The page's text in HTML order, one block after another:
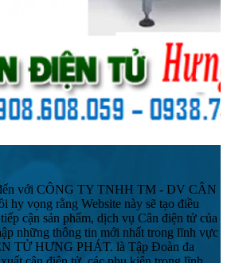
với CÔNG TY TNHH TM - DV CÂN
vọng rằng Website này sẽ tạo điều
cận sản phẩm, dịch vụ Cân điện tử của
những thông tin mới nhất trong lĩnh vực
TỬ HƯNG PHÁT. là Tập Đoàn đa